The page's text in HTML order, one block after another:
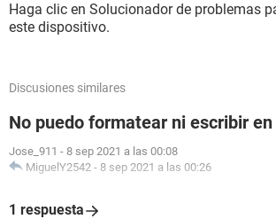
Haga clic en Solucionador de problemas
este dispositivo.
Discusiones similares
No puedo formatear ni escribir en
Jose_911 - 8 sep 2021 a las 00:08
MiguelY2542 - 8 sep 2021 a las 00:26
1 respuesta